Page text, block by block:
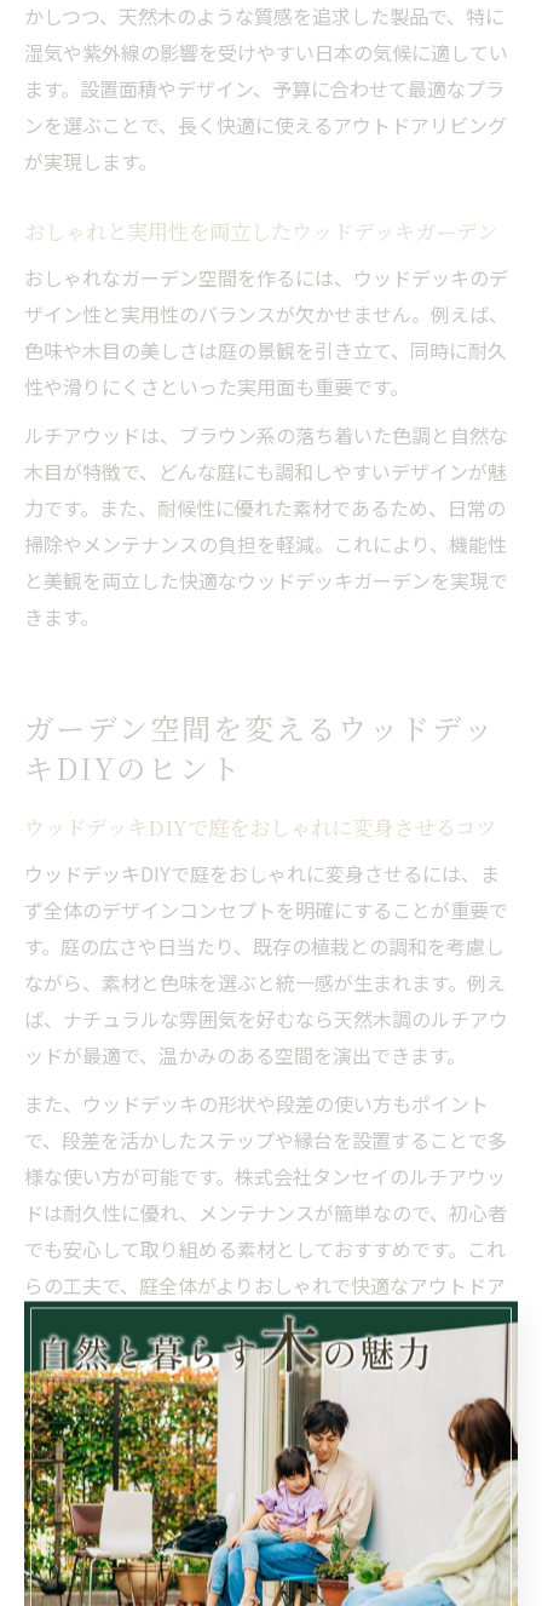
かしつつ、天然木のような質感を追求した製品で、特に
湿気や紫外線の影響を受けやすい日本の気候に適してい
ます。設置面積やデザイン、予算に合わせて最適なプラ
ンを選ぶことで、長く快適に使えるアウトドアリビング
が実現します。
おしゃれと実用性を両立したウッドデッキガーデン
おしゃれなガーデン空間を作るには、ウッドデッキのデ
ザイン性と実用性のバランスが欠かせません。例えば、
色味や木目の美しさは庭の景観を引き立て、同時に耐久
性や滑りにくさといった実用面も重要です。
ルチアウッドは、ブラウン系の落ち着いた色調と自然な
木目が特徴で、どんな庭にも調和しやすいデザインが魅
力です。また、耐候性に優れた素材であるため、日常の
掃除やメンテナンスの負担を軽減。これにより、機能性
と美観を両立した快適なウッドデッキガーデンを実現で
きます。
ガーデン空間を変えるウッドデッ
キDIYのヒント
ウッドデッキDIYで庭をおしゃれに変身させるコツ
ウッドデッキDIYで庭をおしゃれに変身させるには、ま
ず全体のデザインコンセプトを明確にすることが重要で
す。庭の広さや日当たり、既存の植栽との調和を考慮し
ながら、素材と色味を選ぶと統一感が生まれます。例え
ば、ナチュラルな雰囲気を好むなら天然木調のルチアウ
ッドが最適で、温かみのある空間を演出できます。
また、ウッドデッキの形状や段差の使い方もポイント
で、段差を活かしたステップや縁台を設置することで多
様な使い方が可能です。株式会社タンセイのルチアウッ
ドは耐久性に優れ、メンテナンスが簡単なので、初心者
でも安心して取り組める素材としておすすめです。これ
らの工夫で、庭全体がよりおしゃれで快適なアウトドア
初心者でも安心のウッドデッキDIY手順と注意点
初心者がウッドデッキDIYに挑戦する際は、準備から施
工までの手順をしっかり押さえることが成功の鍵です。
まず、設置場所の地面を平らに整地し、排水の確保を行
います。次に、耐久性の高いルチアウッドの材を使い、
専用のビスや固定金具でしっかりと組み立てることが大